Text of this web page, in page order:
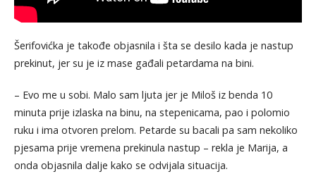
Šerifovićka je takođe objasnila i šta se desilo kada je nastup
prekinut, jer su je iz mase gađali petardama na bini.
– Evo me u sobi. Malo sam ljuta jer je Miloš iz benda 10
minuta prije izlaska na binu, na stepenicama, pao i polomio
ruku i ima otvoren prelom. Petarde su bacali pa sam nekoliko
pjesama prije vremena prekinula nastup – rekla je Marija, a
onda objasnila dalje kako se odvijala situacija.